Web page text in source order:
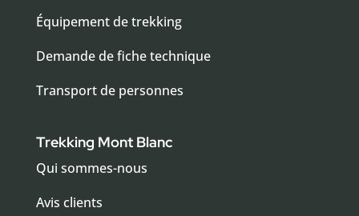
Équipement de trekking
Demande de fiche technique
Transport de personnes
Trekking Mont Blanc
Qui sommes-nous
Avis clients